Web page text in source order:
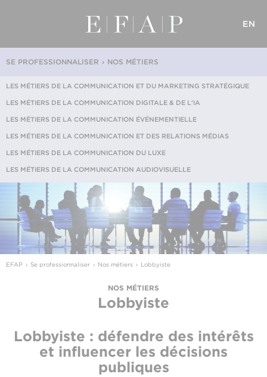
EN
NOS MÉTIERS
SE PROFESSIONNALISER
LES MÉTIERS DE LA COMMUNICATION ET DU MARKETING STRATÉGIQUE
LES MÉTIERS DE LA COMMUNICATION DIGITALE & DE L'IA
LES MÉTIERS DE LA COMMUNICATION ÉVÉNEMENTIELLE
LES MÉTIERS DE LA COMMUNICATION ET DES RELATIONS MÉDIAS
LES MÉTIERS DE LA COMMUNICATION DU LUXE
LES MÉTIERS DE LA COMMUNICATION AUDIOVISUELLE
EFAP Se professionnaliser Nos métiers Lobbyiste
NOS MÉTIERS
Lobbyiste
Lobbyiste : défendre des intérêts
et influencer les décisions
publiques